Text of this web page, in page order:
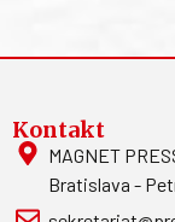
Kontakt
MAGNET
Bratislava -